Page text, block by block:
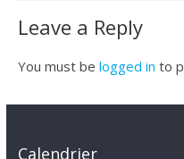
Leave a Reply
You must be logged in to
Calendrier